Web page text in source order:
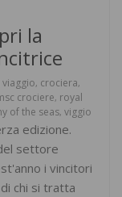
la
, crociera,
crociere, royal
of the seas, viggio
edizione.
settore
i vincitori
chi si tratta